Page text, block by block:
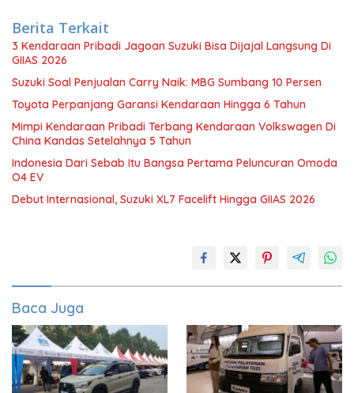
Berita Terkait
3 Kendaraan Pribadi Jagoan Suzuki Bisa Dijajal Langsung Di
GIIAS 2026
Suzuki Soal Penjualan Carry Naik: MBG Sumbang 10 Persen
Toyota Perpanjang Garansi Kendaraan Hingga 6 Tahun
Mimpi Kendaraan Pribadi Terbang Kendaraan Volkswagen Di
China Kandas Setelahnya 5 Tahun
Indonesia Dari Sebab Itu Bangsa Pertama Peluncuran Omoda
O4 EV
Debut Internasional, Suzuki XL7 Facelift Hingga GIIAS 2026
Baca Juga